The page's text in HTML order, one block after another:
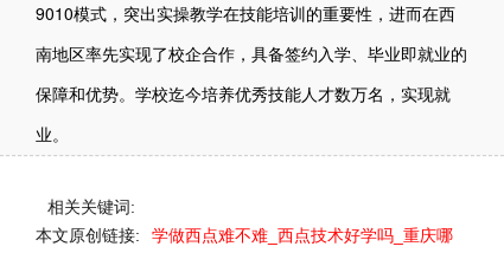
9010模式，突出实操教学在技能培训的重要性，进而在西
南地区率先实现了校企合作，具备签约入学、毕业即就业的
保障和优势。学校迄今培养优秀技能人才数万名，实现就
业。
相关关键词:
本文原创链接:
学做西点难不难_西点技术好学吗_重庆哪